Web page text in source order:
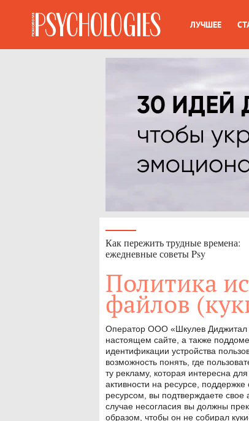
ЛУЧШЕЕ
Как пережить трудные времена:
ежедневные советы Psy
Политика
файлов
Оператор ООО «Шкулев Диджитал
настоящем сайте, а также
идентификации устройства
возможность понять, где
ту рекламу, которая интересна
активности на ресурсе,
ресурсом, вы подтверждаете свое
случае несогласия вы должны
образом, чтобы он не собирал